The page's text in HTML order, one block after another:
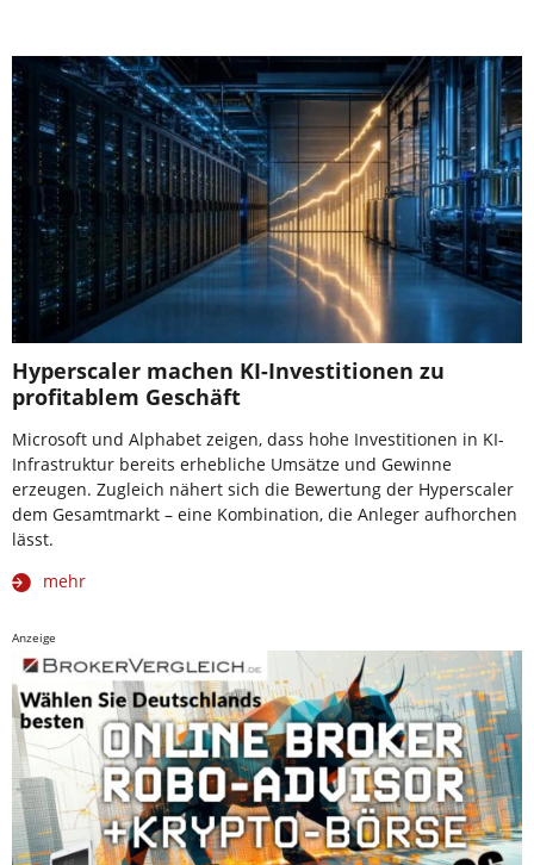
Hyperscaler machen KI-Investitionen zu
profitablem Geschäft
Microsoft und Alphabet zeigen, dass hohe Investitionen in KI-
Infrastruktur bereits erhebliche Umsätze und Gewinne
erzeugen. Zugleich nähert sich die Bewertung der Hyperscaler
dem Gesamtmarkt – eine Kombination, die Anleger aufhorchen
lässt.
mehr
Anzeige